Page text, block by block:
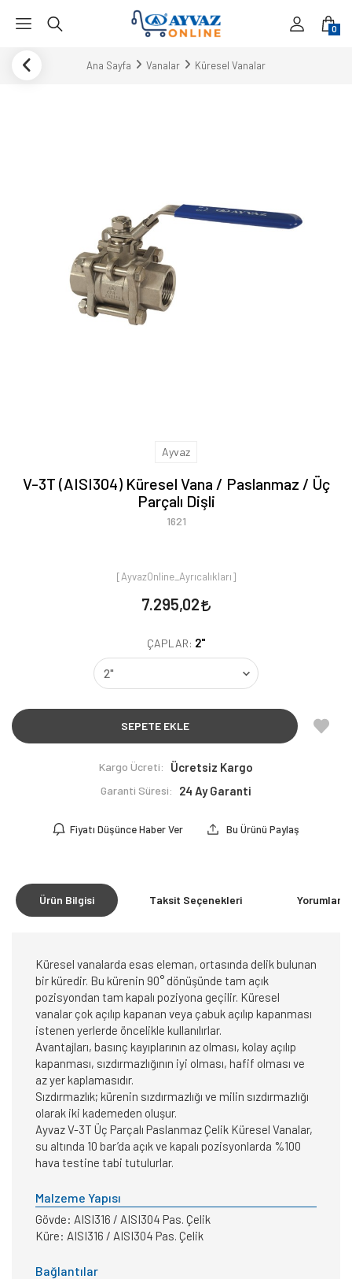
0
Ana Sayfa Vanalar Küresel Vanalar
Ayvaz
V-3T (AISI304) Küresel Vana / Paslanmaz / Üç
Parçalı Dişli
1621
[AyvazOnline_Ayrıcalıkları]
7.295,02
ÇAPLAR: 2"
SEPETE EKLE
Kargo Ücreti: Ücretsiz Kargo
Garanti Süresi: 24 Ay Garanti
Fiyatı Düşünce Haber Ver Bu Ürünü Paylaş
Ürün Bilgisi Taksit Seçenekleri Yorumlar
Küresel vanalarda esas eleman, ortasında delik bulunan
bir küredir. Bu kürenin 90° dönüşünde tam açık
pozisyondan tam kapalı poziyona geçilir. Küresel
vanalar çok açılıp kapanan veya çabuk açılıp kapanması
istenen yerlerde öncelikle kullanılırlar.
Avantajları, basınç kayıplarının az olması, kolay açılıp
kapanması, sızdırmazlığının iyi olması, hafif olması ve
az yer kaplamasıdır.
Sızdırmazlık; kürenin sızdırmazlığı ve milin sızdırmazlığı
olarak iki kademeden oluşur.
Ayvaz V-3T Üç Parçalı Paslanmaz Çelik Küresel Vanalar,
su altında 10 bar’da açık ve kapalı pozisyonlarda %100
hava testine tabi tutulurlar.
Malzeme Yapısı
Gövde: AISI316 / AISI304 Pas. Çelik
Küre: AISI316 / AISI304 Pas. Çelik
Bağlantılar